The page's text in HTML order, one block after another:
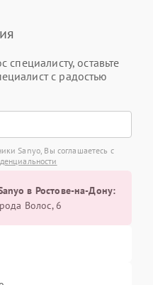
специалисту, оставьте
с радостью
Sanyo, Вы соглашаетесь с
в Ростове-на-Дону:
Волос, 6